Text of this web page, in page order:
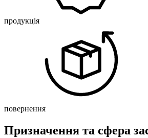
продукція
повернення
Призначення та сфера